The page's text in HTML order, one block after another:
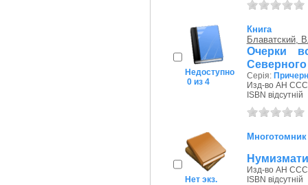
Недоступно
0 из 4
Книга
Блаватский,
Очерки
Серія:
Изд-во АН
ISBN відсутній
Нет экз.
Многотомник
Изд-во АН
ISBN відсутній